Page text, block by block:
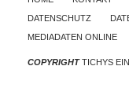
DATENSCHUTZ
MEDIADATEN ONLINE
COPYRIGHTTICHYS